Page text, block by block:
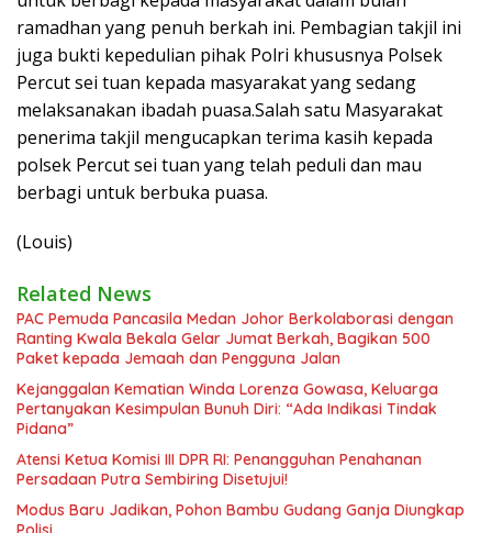
ramadhan yang penuh berkah ini. Pembagian takjil ini
juga bukti kepedulian pihak Polri khususnya Polsek
Percut sei tuan kepada masyarakat yang sedang
melaksanakan ibadah puasa.Salah satu Masyarakat
penerima takjil mengucapkan terima kasih kepada
polsek Percut sei tuan yang telah peduli dan mau
berbagi untuk berbuka puasa.
(Louis)
Related News
PAC Pemuda Pancasila Medan Johor Berkolaborasi dengan
Ranting Kwala Bekala Gelar Jumat Berkah, Bagikan 500
Paket kepada Jemaah dan Pengguna Jalan
Kejanggalan Kematian Winda Lorenza Gowasa, Keluarga
Pertanyakan Kesimpulan Bunuh Diri: “Ada Indikasi Tindak
Pidana”
Atensi Ketua Komisi III DPR RI: Penangguhan Penahanan
Persadaan Putra Sembiring Disetujui!
Modus Baru Jadikan, Pohon Bambu Gudang Ganja Diungkap